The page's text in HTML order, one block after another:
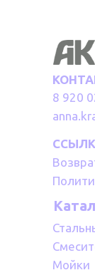
8 920
Мойки